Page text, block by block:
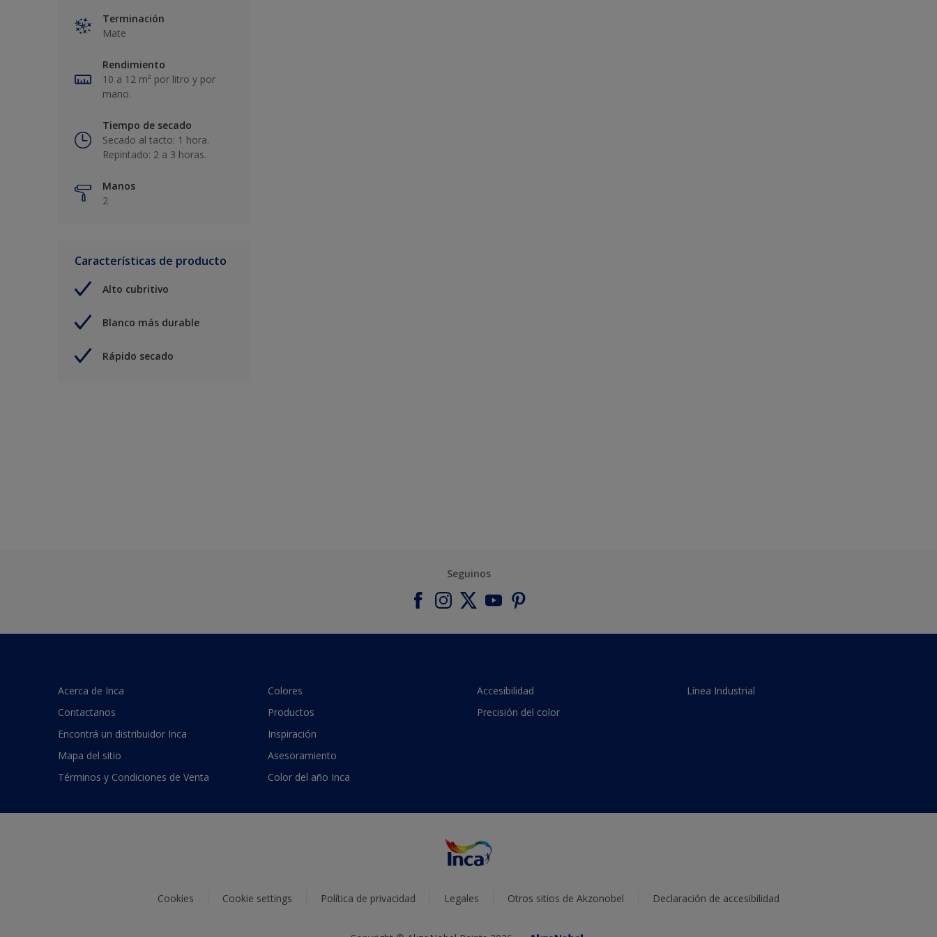
Terminación
Mate
Rendimiento
10 a 12 m² por litro y por
mano.
Tiempo de secado
Secado al tacto: 1 hora.
Repintado: 2 a 3 horas.
Manos
2
Características de producto
Alto cubritivo
Blanco más durable
Rápido secado
Seguinos
Acerca de Inca
Contactanos
Encontrá un distribuidor Inca
Mapa del sitio
Términos y Condiciones de Venta
Colores
Productos
Inspiración
Asesoramiento
Color del año Inca
Accesibilidad
Precisión del color
Línea Industrial
Cookies Cookie settings Política de privacidad Legales Otros sitios de Akzonobel Declaración de accesibilidad